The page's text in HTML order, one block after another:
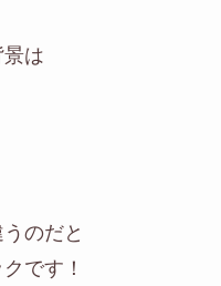
は
のだと
です！